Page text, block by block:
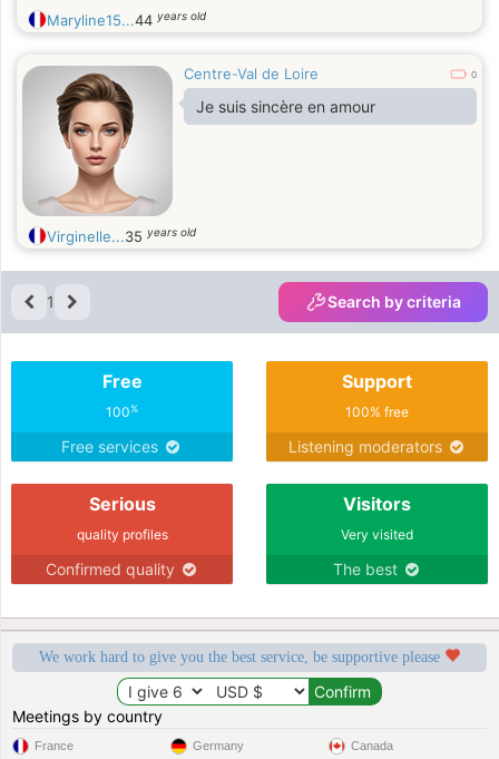
Maryline15...44 years old
Centre-Val de Loire 0
Je suis sincère en amour
Virginelle...35 years old
1 Search by criteria
Free
100%
Free services
Support
100% free
Listening moderators
Serious
quality profiles
Confirmed quality
Visitors
Very visited
The best
We work hard to give you the best service, be supportive please
Meetings by country
France Germany Canada